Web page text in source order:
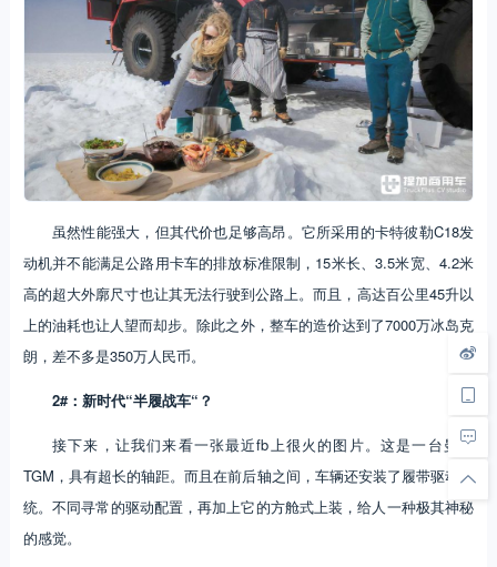
虽然性能强大，但其代价也足够高昂。它所采用的卡特彼勒C18发
动机并不能满足公路用卡车的排放标准限制，15米长、3.5米宽、4.2米
高的超大外廓尺寸也让其无法行驶到公路上。而且，高达百公里45升以
上的油耗也让人望而却步。除此之外，整车的造价达到了7000万冰岛克
朗，差不多是350万人民币。
2#：新时代“半履战车“？
接下来，让我们来看一张最近fb上很火的图片。这是一台曼恩
TGM，具有超长的轴距。而且在前后轴之间，车辆还安装了履带驱动系
统。不同寻常的驱动配置，再加上它的方舱式上装，给人一种极其神秘
的感觉。